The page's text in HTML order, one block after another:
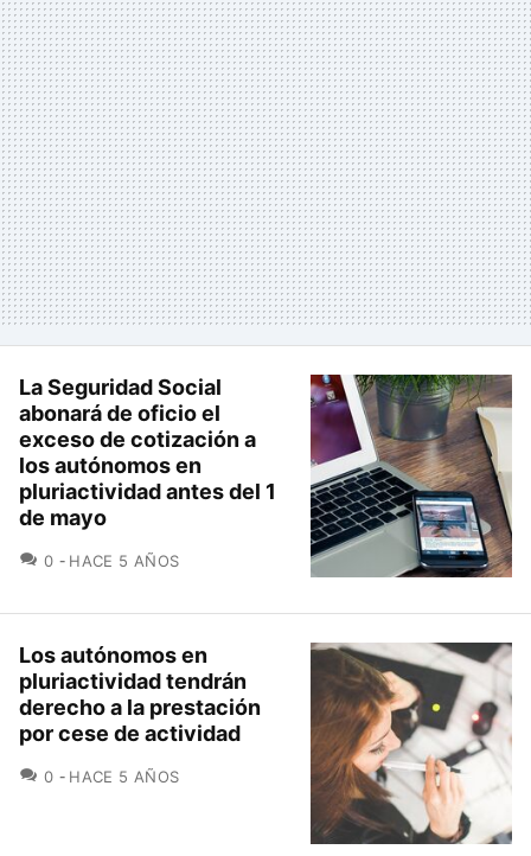
La Seguridad Social
abonará de oficio el
exceso de cotización a
los autónomos en
pluriactividad antes del 1
de mayo
0 COMENTARIOS
HACE 5 AÑOS
Los autónomos en
pluriactividad tendrán
derecho a la prestación
por cese de actividad
0 COMENTARIOS
HACE 5 AÑOS